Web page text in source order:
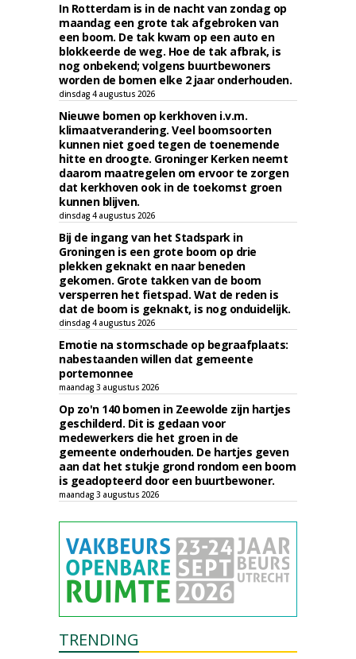
In Rotterdam is in de nacht van zondag op
maandag een grote tak afgebroken van
een boom. De tak kwam op een auto en
blokkeerde de weg. Hoe de tak afbrak, is
nog onbekend; volgens buurtbewoners
worden de bomen elke 2 jaar onderhouden.
dinsdag 4 augustus 2026
Nieuwe bomen op kerkhoven i.v.m.
klimaatverandering. Veel boomsoorten
kunnen niet goed tegen de toenemende
hitte en droogte. Groninger Kerken neemt
daarom maatregelen om ervoor te zorgen
dat kerkhoven ook in de toekomst groen
kunnen blijven.
dinsdag 4 augustus 2026
Bij de ingang van het Stadspark in
Groningen is een grote boom op drie
plekken geknakt en naar beneden
gekomen. Grote takken van de boom
versperren het fietspad. Wat de reden is
dat de boom is geknakt, is nog onduidelijk.
dinsdag 4 augustus 2026
Emotie na stormschade op begraafplaats:
nabestaanden willen dat gemeente
portemonnee
maandag 3 augustus 2026
Op zo'n 140 bomen in Zeewolde zijn hartjes
geschilderd. Dit is gedaan voor
medewerkers die het groen in de
gemeente onderhouden. De hartjes geven
aan dat het stukje grond rondom een boom
is geadopteerd door een buurtbewoner.
maandag 3 augustus 2026
TRENDING